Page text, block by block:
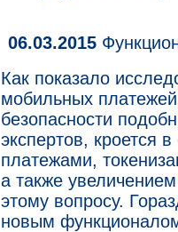
06.03.2015
Как показало
мобильных
безопасности
экспертов, кроется
платежами,
а также
этому вопросу.
новым